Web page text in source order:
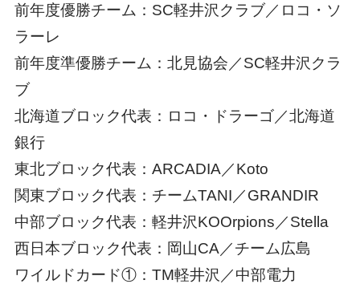
前年度優勝チーム：SC軽井沢クラブ／ロコ・ソ
ラーレ
前年度準優勝チーム：北見協会／SC軽井沢クラ
ブ
北海道ブロック代表：ロコ・ドラーゴ／北海道
銀行
東北ブロック代表：ARCADIA／Koto
関東ブロック代表：チームTANI／GRANDIR
中部ブロック代表：軽井沢KOOrpions／Stella
西日本ブロック代表：岡山CA／チーム広島
ワイルドカード①：TM軽井沢／中部電力